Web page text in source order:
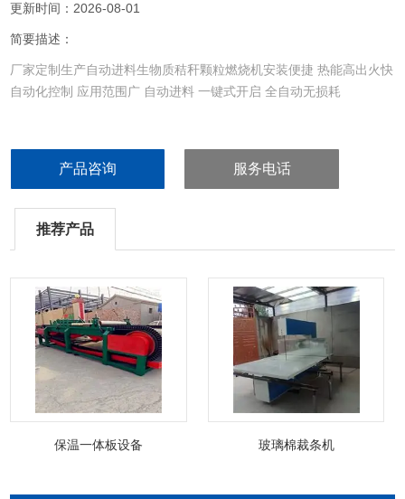
更新时间：2026-08-01
简要描述：
厂家定制生产自动进料生物质秸秆颗粒燃烧机安装便捷 热能高出火快
自动化控制 应用范围广 自动进料 一键式开启 全自动无损耗
产品咨询 服务电话
推荐产品
保温一体板设备 玻璃棉裁条机